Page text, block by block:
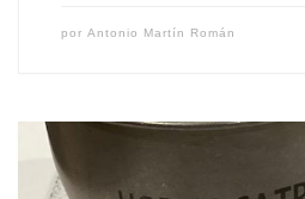
por Antonio Martín Román